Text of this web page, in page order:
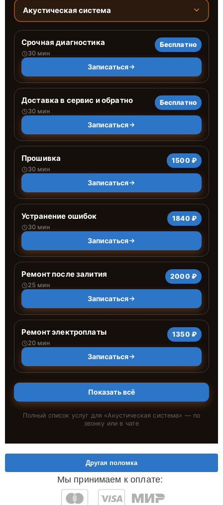
Акустическая система
Срочная диагностика
30 мин
Бесплатно
Записаться
Доставка в сервис и обратно
30 мин
Бесплатно
Записаться
Прошивка
30 мин
1500 ₽
Записаться
Устранение ошибок
30 мин
1840 ₽
Записаться
Ремонт после залития
25 мин
2000 ₽
Записаться
Ремонт электроплаты
20 мин
1350 ₽
Записаться
Показать всё
Полный список услуг для «Акустическая система» — по
звонку или в чате
Мы принимаем к оплате:
Другая поломка